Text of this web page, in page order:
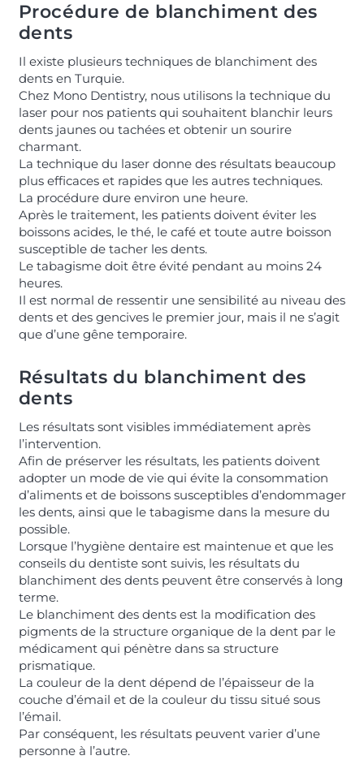
Procédure de blanchiment des
dents
Il existe plusieurs techniques de blanchiment des
dents en Turquie.
Chez Mono Dentistry, nous utilisons la technique du
laser pour nos patients qui souhaitent blanchir leurs
dents jaunes ou tachées et obtenir un sourire
charmant.
La technique du laser donne des résultats beaucoup
plus efficaces et rapides que les autres techniques.
La procédure dure environ une heure.
Après le traitement, les patients doivent éviter les
boissons acides, le thé, le café et toute autre boisson
susceptible de tacher les dents.
Le tabagisme doit être évité pendant au moins 24
heures.
Il est normal de ressentir une sensibilité au niveau des
dents et des gencives le premier jour, mais il ne s’agit
que d’une gêne temporaire.
Résultats du blanchiment des
dents
Les résultats sont visibles immédiatement après
l’intervention.
Afin de préserver les résultats, les patients doivent
adopter un mode de vie qui évite la consommation
d’aliments et de boissons susceptibles d’endommager
les dents, ainsi que le tabagisme dans la mesure du
possible.
Lorsque l’hygiène dentaire est maintenue et que les
conseils du dentiste sont suivis, les résultats du
blanchiment des dents peuvent être conservés à long
terme.
Le blanchiment des dents est la modification des
pigments de la structure organique de la dent par le
médicament qui pénètre dans sa structure
prismatique.
La couleur de la dent dépend de l’épaisseur de la
couche d’émail et de la couleur du tissu situé sous
l’émail.
Par conséquent, les résultats peuvent varier d’une
personne à l’autre.